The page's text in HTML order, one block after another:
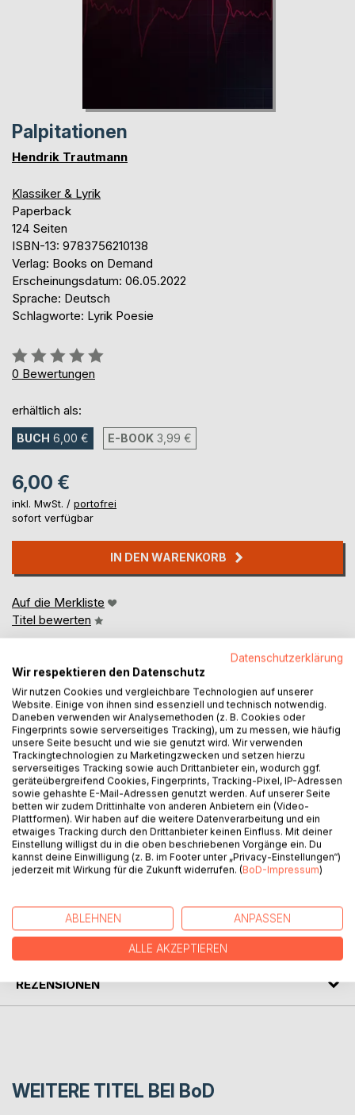
Palpitationen
Hendrik Trautmann
Klassiker & Lyrik
Paperback
124 Seiten
ISBN-13: 9783756210138
Verlag: Books on Demand
Erscheinungsdatum: 06.05.2022
Sprache: Deutsch
Schlagworte: Lyrik Poesie
Bewertung::
0%
0 Bewertungen
erhältlich als:
BUCH 6,00 € E-BOOK 3,99 €
6,00 €
inkl. MwSt. / portofrei
sofort verfügbar
IN DEN WARENKORB
Auf die Merkliste
Titel bewerten
BESCHREIBUNG
Palpitationen: stolpernde Herzen, schwinde(l)ndes Haupt -
gelinder schmerzend denn ihre Betreuung, Aufsicht, Re-re-
Konstruktion. Entgegen der Neurosen Strohhalme, Spritzen
mittels Textung.
Fragmente, Anstöße, Ausblicke, Jammerjauchzen.
PRESSESTIMMEN
REZENSIONEN
WEITERE TITEL BEI BoD
Datenschutzerklärung
Wir respektieren den Datenschutz
Wir nutzen Cookies und vergleichbare Technologien auf unserer
Website. Einige von ihnen sind essenziell und technisch notwendig.
Daneben verwenden wir Analysemethoden (z. B. Cookies oder
Fingerprints sowie serverseitiges Tracking), um zu messen, wie häufig
unsere Seite besucht und wie sie genutzt wird. Wir verwenden
Trackingtechnologien zu Marketingzwecken und setzen hierzu
serverseitiges Tracking sowie auch Drittanbieter ein, wodurch ggf.
geräteübergreifend Cookies, Fingerprints, Tracking-Pixel, IP-Adressen
sowie gehashte E-Mail-Adressen genutzt werden. Auf unserer Seite
betten wir zudem Drittinhalte von anderen Anbietern ein (Video-
Plattformen). Wir haben auf die weitere Datenverarbeitung und ein
etwaiges Tracking durch den Drittanbieter keinen Einfluss. Mit deiner
Einstellung willigst du in die oben beschriebenen Vorgänge ein. Du
kannst deine Einwilligung (z. B. im Footer unter „Privacy-Einstellungen“)
jederzeit mit Wirkung für die Zukunft widerrufen. (BoD-Impressum)
ABLEHNEN ANPASSEN
ALLE AKZEPTIEREN